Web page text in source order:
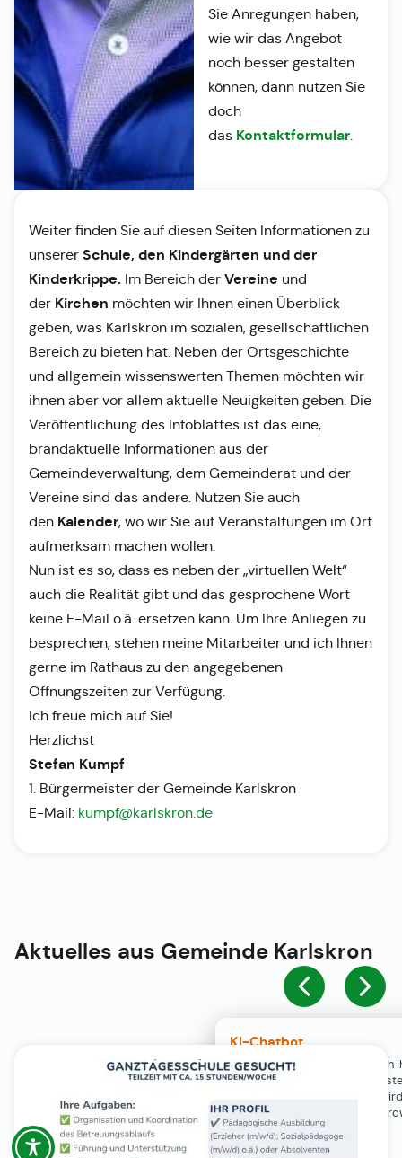
KI-Chatbot
Der KI-Chatbot steht erst nach
Einwilligung in den Cookie-
Verfügung. Der Chat-Verlauf
ausschließlich lokal in Ihrem
gespeichert.
Sie Anregungen haben,
wie wir das Angebot
noch besser gestalten
können, dann nutzen Sie
doch
das Kontaktformular.
Weiter finden Sie auf diesen Seiten Informationen zu
unserer Schule, den Kindergärten und der
Kinderkrippe. Im Bereich der Vereine und
der Kirchen möchten wir Ihnen einen Überblick
geben, was Karlskron im sozialen, gesellschaftlichen
Bereich zu bieten hat. Neben der Ortsgeschichte
und allgemein wissenswerten Themen möchten wir
ihnen aber vor allem aktuelle Neuigkeiten geben. Die
Veröffentlichung des Infoblattes ist das eine,
brandaktuelle Informationen aus der
Gemeindeverwaltung, dem Gemeinderat und der
Vereine sind das andere. Nutzen Sie auch
den Kalender, wo wir Sie auf Veranstaltungen im Ort
aufmerksam machen wollen.
Nun ist es so, dass es neben der „virtuellen Welt“
auch die Realität gibt und das gesprochene Wort
keine E-Mail o.ä. ersetzen kann. Um Ihre Anliegen zu
besprechen, stehen meine Mitarbeiter und ich Ihnen
gerne im Rathaus zu den angegebenen
Öffnungszeiten zur Verfügung.
Ich freue mich auf Sie!
Herzlichst
Stefan Kumpf
1. Bürgermeister der Gemeinde Karlskron
E-Mail: kumpf@karlskron.de
Aktuelles aus Gemeinde Karlskron